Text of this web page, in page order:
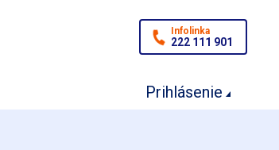
Infolinka
222 111 901
Prihlásenie